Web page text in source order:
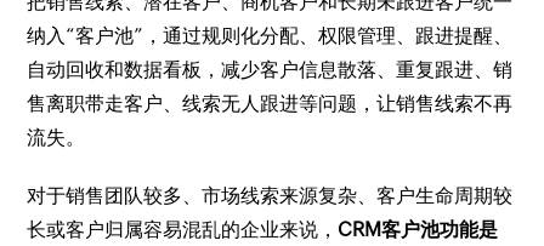
纳入“客户池”，通过规则化分配、权限管理、跟进提醒、
自动回收和数据看板，减少客户信息散落、重复跟进、销
售离职带走客户、线索无人跟进等问题，让销售线索不再
流失。
对于销售团队较多、市场线索来源复杂、客户生命周期较
长或客户归属容易混乱的企业来说， CRM客户池功能是